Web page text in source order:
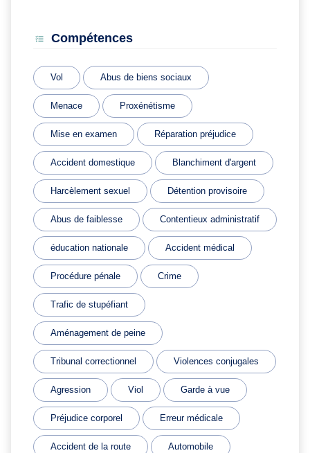
Compétences
Vol Abus de biens sociaux
Menace Proxénétisme
Mise en examen Réparation préjudice
Accident domestique Blanchiment d'argent
Harcèlement sexuel Détention provisoire
Abus de faiblesse Contentieux administratif
éducation nationale Accident médical
Procédure pénale Crime
Trafic de stupéfiant
Aménagement de peine
Tribunal correctionnel Violences conjugales
Agression Viol Garde à vue
Préjudice corporel Erreur médicale
Accident de la route Automobile